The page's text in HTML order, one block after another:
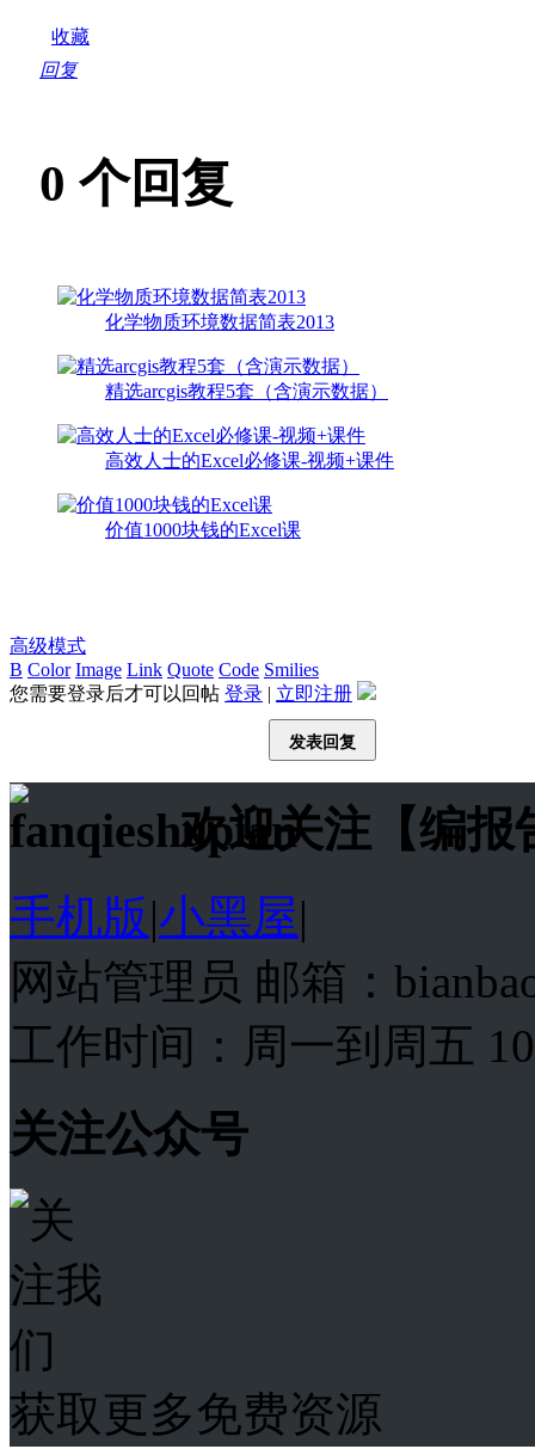
收藏
回复
0 个回复
化学物质环境数据简表2013
精选arcgis教程5套（含演示数据）
高效人士的Excel必修课-视频+课件
价值1000块钱的Excel课
高级模式
B Color Image Link Quote Code Smilies
您需要登录后才可以回帖 登录 | 立即注册
发表回复
欢迎关注【编报
手机版|小黑屋|
网站管理员 邮箱：
工作时间：周一到周五
关注公众号
获取更多免费资源